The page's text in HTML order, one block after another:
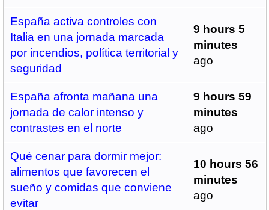
España activa controles con
Italia en una jornada marcada
por incendios, política territorial y
seguridad
9 hours 5
minutes
ago
España afronta mañana una
jornada de calor intenso y
contrastes en el norte
9 hours 59
minutes
ago
Qué cenar para dormir mejor:
alimentos que favorecen el
sueño y comidas que conviene
evitar
10 hours 56
minutes
ago